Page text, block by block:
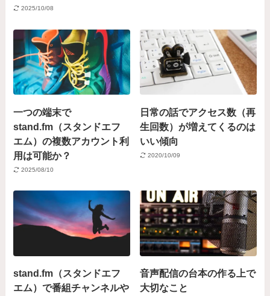
2025/10/08
一つの端末で
stand.fm（スタンドエフ
エム）の複数アカウント利
用は可能か？
2025/08/10
日常の話でアクセス数（再
生回数）が増えてくるのは
いい傾向
2020/10/09
stand.fm（スタンドエフ
エム）で番組チャンネルや
音声配信の台本の作る上で
大切なこと